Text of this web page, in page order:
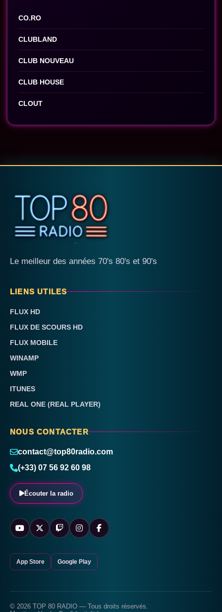
CO.RO
CLUBLAND
CLUB NOUVEAU
CLUB HOUSE
CLOUT
Le meilleur des années 70's 80's et 90's
LIENS UTILES
FLUX HD
FLUX DE SCOURS HD
FLUX MOBILE
WINAMP
WMP
ITUNES
REAL ONE (REAL PLAYER)
NOUS CONTACTER
contact@top80radio.com
(+33) 07 56 92 60 98
Écouter la radio
App Store Google Play
© 2026 TOP 80 RADIO — Tous droits réservés.